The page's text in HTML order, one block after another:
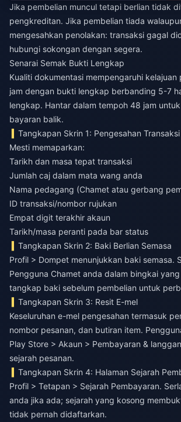
Jika pembelian muncul tetapi berlian tidak
pengkreditan. Jika pembelian tiada
mengesahkan penolakan: transaksi gagal
hubungi sokongan dengan segera.
Senarai Semak Bukti Lengkap
Kualiti dokumentasi mempengaruhi kelajuan
jam dengan bukti lengkap berbanding 5-7
lengkap. Hantar dalam tempoh 48 jam
bayaran balik.
Tangkapan Skrin 1: Pengesahan
Mesti memaparkan:
Tarikh dan masa tepat transaksi
Jumlah caj dalam mata wang anda
Nama pedagang (Chamet atau gerbang
ID transaksi/nombor rujukan
Empat digit terakhir akaun
Tarikh/masa peranti pada bar status
Tangkapan Skrin 2: Baki Berlian Semasa
Profil > Dompet menunjukkan baki semasa.
Pengguna Chamet anda dalam bingkai
tangkap baki sebelum pembelian untuk
Tangkapan Skrin 3: Resit E-mel
Keseluruhan e-mel pengesahan termasuk
nombor pesanan, dan butiran item.
Play Store > Akaun > Pembayaran &
sejarah pesanan.
Tangkapan Skrin 4: Halaman Sejarah
Profil > Tetapan > Sejarah Pembayaran.
anda jika ada; sejarah yang kosong
tidak pernah didaftarkan.